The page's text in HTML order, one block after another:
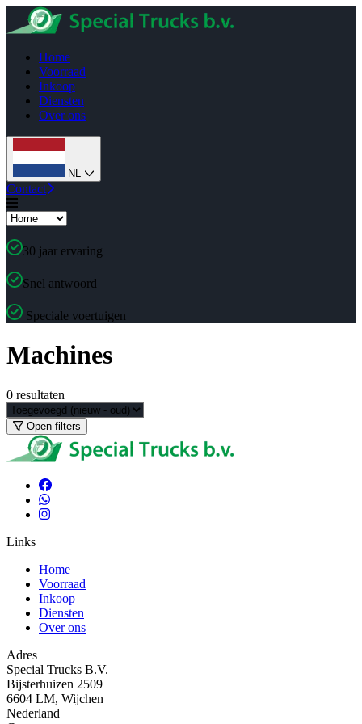
Home
Voorraad
Inkoop
Diensten
Over ons
NL
Contact
30 jaar ervaring
Snel antwoord
Speciale voertuigen
Machines
0 resultaten
Open filters
Links
Home
Voorraad
Inkoop
Diensten
Over ons
Adres
Special Trucks B.V.
Bijsterhuizen 2509
6604 LM, Wijchen
Nederland